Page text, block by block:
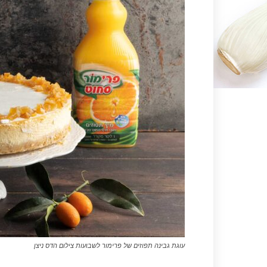
עוגת גבינה תפוזים של פרימור לשבועות צילום הדס ניצן